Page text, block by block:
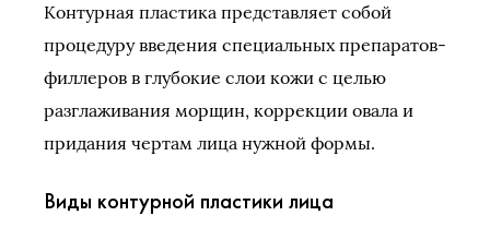
Контурная пластика представляет собой
процедуру введения специальных препаратов-
филлеров в глубокие слои кожи с целью
разглаживания морщин, коррекции овала и
придания чертам лица нужной формы.
Виды контурной пластики лица